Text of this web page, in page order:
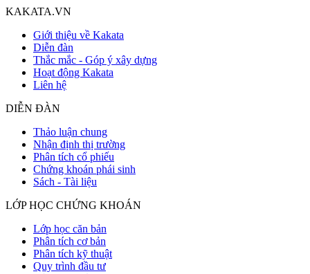
KAKATA.VN
Giới thiệu về Kakata
Diễn đàn
Thắc mắc - Góp ý xây dựng
Hoạt động Kakata
Liên hệ
DIỄN ĐÀN
Thảo luận chung
Nhận định thị trường
Phân tích cổ phiếu
Chứng khoán phái sinh
Sách - Tài liệu
LỚP HỌC CHỨNG KHOÁN
Lớp học căn bản
Phân tích cơ bản
Phân tích kỹ thuật
Quy trình đầu tư